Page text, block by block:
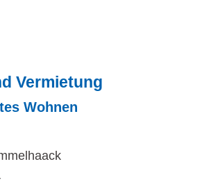
Vermietung
Wohnen